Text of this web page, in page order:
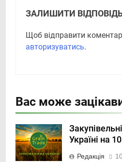
ЗАЛИШИТИ
Щоб відправити
авторизуватись.
Вас може
Україні на
Редакція